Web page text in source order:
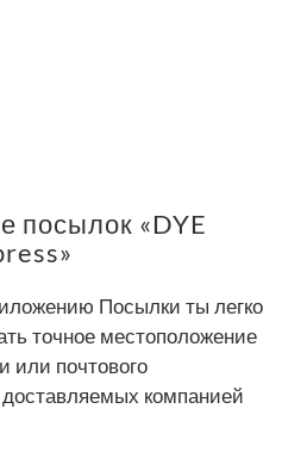
посылок «DYE
Посылки ты легко
точное местоположение
или почтового
компанией